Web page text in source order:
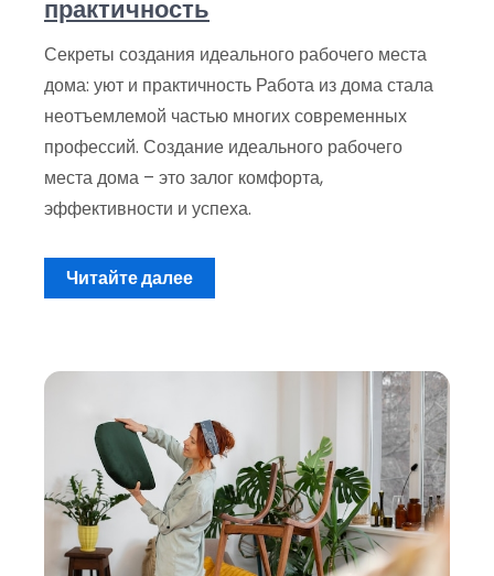
практичность
Секреты создания идеального рабочего места
дома: уют и практичность Работа из дома стала
неотъемлемой частью многих современных
профессий. Создание идеального рабочего
места дома – это залог комфорта,
эффективности и успеха.
Читайте далее